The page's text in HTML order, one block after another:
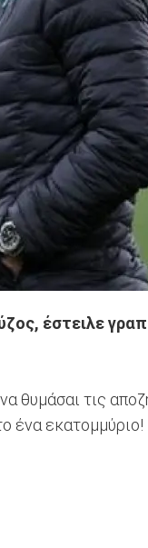
έστειλε
θυμάσαι τις
ένα εκατομμύριο!